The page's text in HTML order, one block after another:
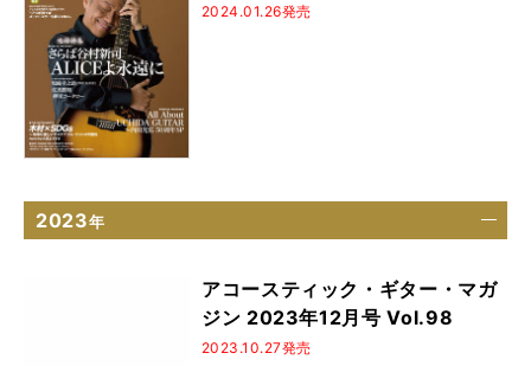
2024.01.26発売
2023年
アコースティック・ギター・マガ
ジン 2023年12月号 Vol.98
2023.10.27発売